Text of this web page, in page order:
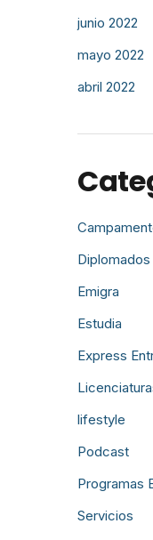
junio 2022
mayo 2022
abril 2022
Diplomados
Emigra
Estudia
Express
lifestyle
Podcast
Programas
Servicios